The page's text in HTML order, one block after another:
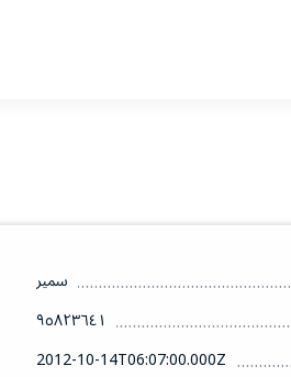
سمير
٩٥٨٢٣٦٤١
2012-10-14T06:07:00.000Z